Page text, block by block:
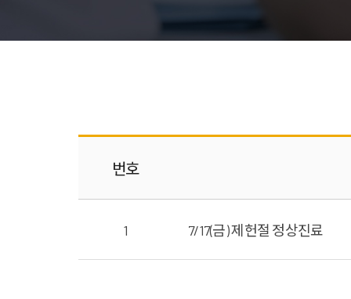
번호
1 7/17(금) 제헌절 정상진료